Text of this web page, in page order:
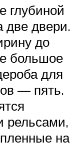
глубиной
две двери.
до
большое
для
— пять.
рельсами,
на